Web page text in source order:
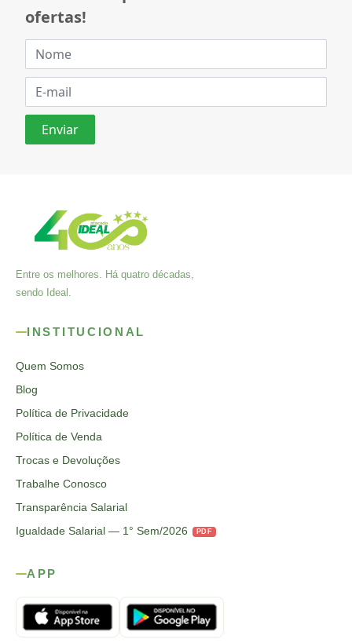
ofertas!
Entre os melhores. Há quatro décadas,
sendo Ideal.
INSTITUCIONAL
Quem Somos
Blog
Política de Privacidade
Política de Venda
Trocas e Devoluções
Trabalhe Conosco
Transparência Salarial
Igualdade Salarial — 1° Sem/2026
PDF
APP